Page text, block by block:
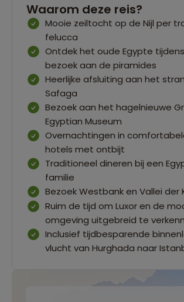
Waarom deze reis?
Mooie zeiltocht op de Nijl per
felucca
Ontdek het oude Egypte
bezoek aan de piramides
Heerlijke afsluiting aan het
Safaga
Bezoek aan het hagelnieuwe
Egyptian Museum
Overnachtingen in
hotels met ontbijt
Traditioneel dineren bij een
familie
Bezoek Westbank en Vallei der
Ruim de tijd om Luxor en de
omgeving uitgebreid te
Inclusief tijdbesparende
vlucht van Hurghada naar